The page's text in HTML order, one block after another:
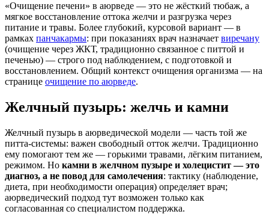
«Очищение печени» в аюрведе — это не жёсткий тюбаж, а
мягкое восстановление оттока желчи и разгрузка через
питание и травы. Более глубокий, курсовой вариант — в
рамках панчакармы: при показаниях врач назначает виречану
(очищение через ЖКТ, традиционно связанное с питтой и
печенью) — строго под наблюдением, с подготовкой и
восстановлением. Общий контекст очищения организма — на
странице очищение по аюрведе.
Желчный пузырь: желчь и камни
Желчный пузырь в аюрведической модели — часть той же
питта-системы: важен свободный отток желчи. Традиционно
ему помогают тем же — горькими травами, лёгким питанием,
режимом. Но камни в желчном пузыре и холецистит — это
диагноз, а не повод для самолечения: тактику (наблюдение,
диета, при необходимости операция) определяет врач;
аюрведический подход тут возможен только как
согласованная со специалистом поддержка.